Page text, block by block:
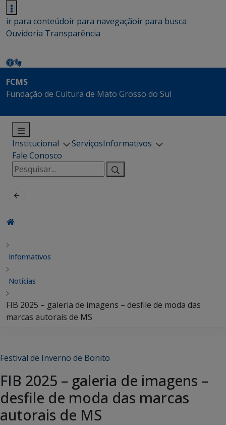
ir para conteúdoir para navegaçãoir para busca
Ouvidoria Transparência
FCMS
Fundação de Cultura de Mato Grosso do Sul
Institucional ServiçosInformativos
Fale Conosco
Pesquisar
por:
Informativos
Notícias
FIB 2025 – galeria de imagens – desfile de moda das
marcas autorais de MS
Festival de Inverno de Bonito
FIB 2025 – galeria de imagens –
desfile de moda das marcas
autorais de MS